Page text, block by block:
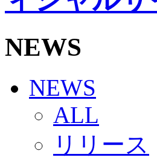
HOMEGAME
観戦ルール＆マナー
Jリーグ運営管理規定
写真・動画使用ガイド
SCHEDULE
2026/27
練習見学時のファンサ
TICKET
奈良クラブ明治安田J3
奈良クラブ明治安田Ｊ
観戦ルール＆マナー
NEWS
NEWS
ALL
リリース